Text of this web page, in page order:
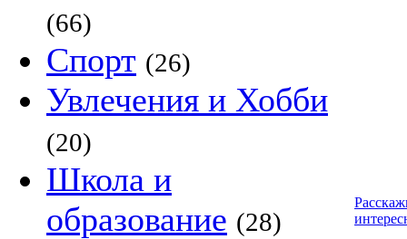
(66)
Спорт (26)
Увлечения и Хобби
(20)
Школа и
образование (28)